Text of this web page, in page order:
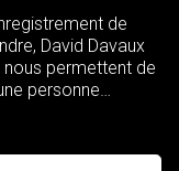
de
David Davaux
permettent de
personne